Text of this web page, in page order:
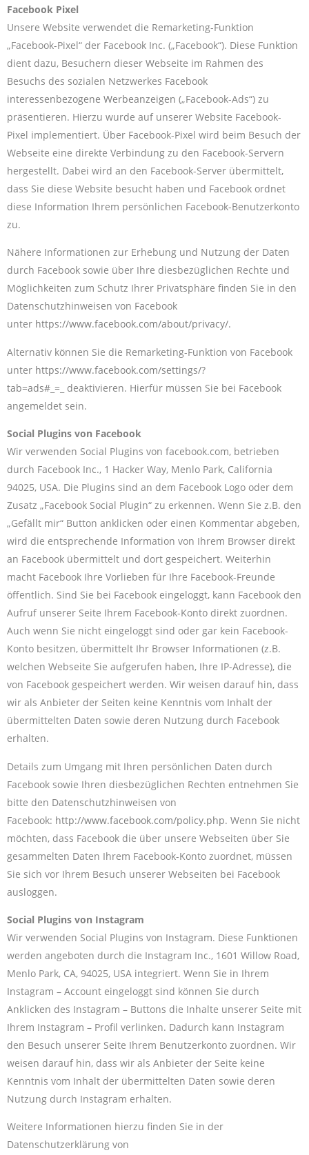
Facebook Pixel
Unsere Website verwendet die Remarketing-Funktion
„Facebook-Pixel“ der Facebook Inc. („Facebook“). Diese Funktion
dient dazu, Besuchern dieser Webseite im Rahmen des
Besuchs des sozialen Netzwerkes Facebook
interessenbezogene Werbeanzeigen („Facebook-Ads“) zu
präsentieren. Hierzu wurde auf unserer Website Facebook-
Pixel implementiert. Über Facebook-Pixel wird beim Besuch der
Webseite eine direkte Verbindung zu den Facebook-Servern
hergestellt. Dabei wird an den Facebook-Server übermittelt,
dass Sie diese Website besucht haben und Facebook ordnet
diese Information Ihrem persönlichen Facebook-Benutzerkonto
zu.
Nähere Informationen zur Erhebung und Nutzung der Daten
durch Facebook sowie über Ihre diesbezüglichen Rechte und
Möglichkeiten zum Schutz Ihrer Privatsphäre finden Sie in den
Datenschutzhinweisen von Facebook
unter https://www.facebook.com/about/privacy/.
Alternativ können Sie die Remarketing-Funktion von Facebook
unter https://www.facebook.com/settings/?
tab=ads#_=_
deaktivieren. Hierfür müssen Sie bei Facebook
angemeldet sein.
Social Plugins von Facebook
Wir verwenden Social Plugins von facebook.com, betrieben
durch Facebook Inc., 1 Hacker Way, Menlo Park, California
94025, USA. Die Plugins sind an dem Facebook Logo oder dem
Zusatz „Facebook Social Plugin“ zu erkennen. Wenn Sie z.B. den
„Gefällt mir“ Button anklicken oder einen Kommentar abgeben,
wird die entsprechende Information von Ihrem Browser direkt
an Facebook übermittelt und dort gespeichert. Weiterhin
macht Facebook Ihre Vorlieben für Ihre Facebook-Freunde
öffentlich. Sind Sie bei Facebook eingeloggt, kann Facebook den
Aufruf unserer Seite Ihrem Facebook-Konto direkt zuordnen.
Auch wenn Sie nicht eingeloggt sind oder gar kein Facebook-
Konto besitzen, übermittelt Ihr Browser Informationen (z.B.
welchen Webseite Sie aufgerufen haben, Ihre IP-Adresse), die
von Facebook gespeichert werden. Wir weisen darauf hin, dass
wir als Anbieter der Seiten keine Kenntnis vom Inhalt der
übermittelten Daten sowie deren Nutzung durch Facebook
erhalten.
Details zum Umgang mit Ihren persönlichen Daten durch
Facebook sowie Ihren diesbezüglichen Rechten entnehmen Sie
bitte den Datenschutzhinweisen von
Facebook: http://www.facebook.com/policy.php. Wenn Sie nicht
möchten, dass Facebook die über unsere Webseiten über Sie
gesammelten Daten Ihrem Facebook-Konto zuordnet, müssen
Sie sich vor Ihrem Besuch unserer Webseiten bei Facebook
ausloggen.
Social Plugins von Instagram
Wir verwenden Social Plugins von Instagram. Diese Funktionen
werden angeboten durch die Instagram Inc., 1601 Willow Road,
Menlo Park, CA, 94025, USA integriert. Wenn Sie in Ihrem
Instagram – Account eingeloggt sind können Sie durch
Anklicken des Instagram – Buttons die Inhalte unserer Seite mit
Ihrem Instagram – Profil verlinken. Dadurch kann Instagram
den Besuch unserer Seite Ihrem Benutzerkonto zuordnen. Wir
weisen darauf hin, dass wir als Anbieter der Seite keine
Kenntnis vom Inhalt der übermittelten Daten sowie deren
Nutzung durch Instagram erhalten.
Weitere Informationen hierzu finden Sie in der
Datenschutzerklärung von